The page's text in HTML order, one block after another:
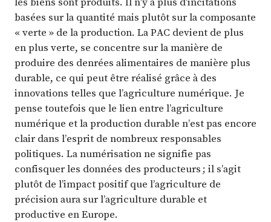
basées sur la quantité mais plutôt sur la composante
« verte » de la production. La PAC devient de plus
en plus verte, se concentre sur la manière de
produire des denrées alimentaires de manière plus
durable, ce qui peut être réalisé grâce à des
innovations telles que l’agriculture numérique. Je
pense toutefois que le lien entre l’agriculture
numérique et la production durable n’est pas encore
clair dans l’esprit de nombreux responsables
politiques. La numérisation ne signifie pas
confisquer les données des producteurs ; il s’agit
plutôt de l’impact positif que l’agriculture de
précision aura sur l’agriculture durable et
productive en Europe.